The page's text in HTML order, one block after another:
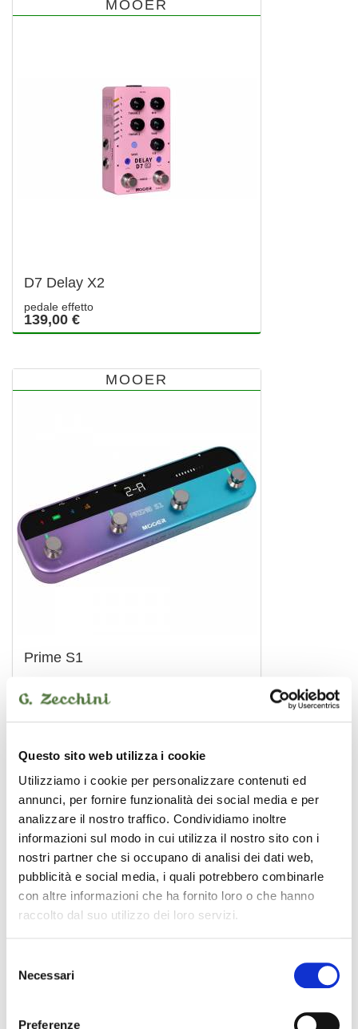
Questo sito web utilizza i cookie
Utilizziamo i cookie per personalizzare contenuti ed
annunci, per fornire funzionalità dei social media e per
analizzare il nostro traffico. Condividiamo inoltre
informazioni sul modo in cui utilizza il nostro sito con i
nostri partner che si occupano di analisi dei dati web,
pubblicità e social media, i quali potrebbero combinarle
con altre informazioni che ha fornito loro o che hanno
raccolto dal suo utilizzo dei loro servizi.
delNecessari
Preferenze
MOOER
D7 Delay X2
pedale effetto
139,00 €
MOOER
Prime S1
140,00 €
MOOER